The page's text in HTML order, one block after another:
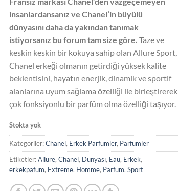
₺500,00.
insanlardansanız ve Chanel’in büyülü
dünyasını daha da yakından tanımak
istiyorsanız bu forum tam size göre. Taze ve
keskin keskin bir kokuya sahip olan Allure Sport,
Chanel erkeği olmanın getirdiği yüksek kalite
beklentisini, hayatın enerjik, dinamik ve sportif
alanlarına uyum sağlama özelliği ile birleştirerek
çok fonksiyonlu bir parfüm olma özelliği taşıyor.
Stokta yok
Kategoriler:Chanel, Erkek Parfümler, Parfümler
Etiketler:Allure, Chanel, Dünyası, Eau, Erkek,
erkekpafüm, Extreme, Homme, Parfüm, Sport